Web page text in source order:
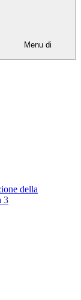
Menu di
della
3